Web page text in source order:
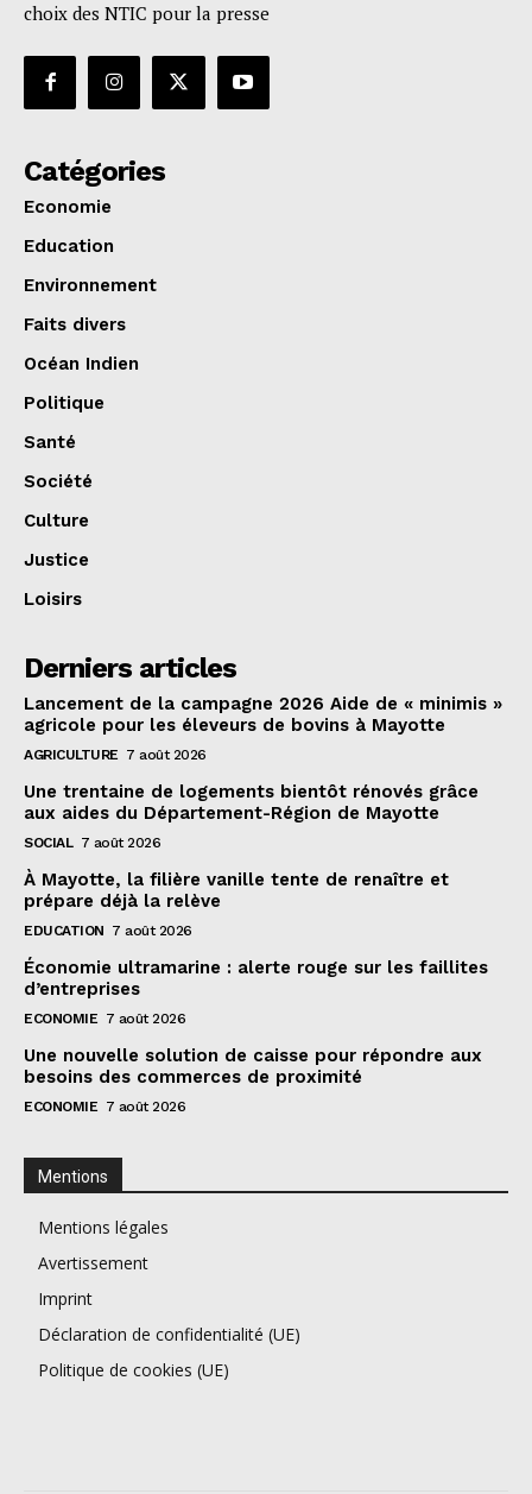
choix des NTIC pour la presse
Catégories
Economie
Education
Environnement
Faits divers
Océan Indien
Politique
Santé
Société
Culture
Justice
Loisirs
Derniers articles
Lancement de la campagne 2026 Aide de « minimis »
agricole pour les éleveurs de bovins à Mayotte
AGRICULTURE 7 août 2026
Une trentaine de logements bientôt rénovés grâce
aux aides du Département-Région de Mayotte
SOCIAL 7 août 2026
À Mayotte, la filière vanille tente de renaître et
prépare déjà la relève
EDUCATION 7 août 2026
Économie ultramarine : alerte rouge sur les faillites
d’entreprises
ECONOMIE 7 août 2026
Une nouvelle solution de caisse pour répondre aux
besoins des commerces de proximité
ECONOMIE 7 août 2026
Mentions
Mentions légales
Avertissement
Imprint
Déclaration de confidentialité (UE)
Politique de cookies (UE)